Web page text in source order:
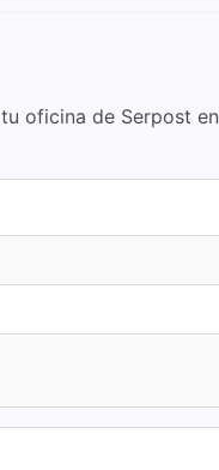
oficina de Serpost en